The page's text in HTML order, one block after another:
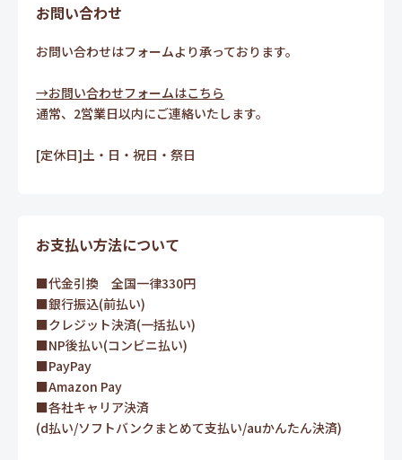
お問い合わせ
お問い合わせはフォームより承っております。
→お問い合わせフォームはこちら
通常、2営業日以内にご連絡いたします。
[定休日]土・日・祝日・祭日
お支払い方法について
■代金引換 全国一律330円
■銀行振込(前払い)
■クレジット決済(一括払い)
■NP後払い(コンビニ払い)
■PayPay
■Amazon Pay
■各社キャリア決済
(d払い/ソフトバンクまとめて支払い/auかんたん決済)